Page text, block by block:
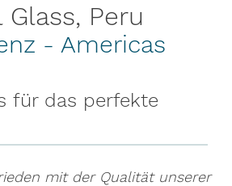
Glass, Peru
- Americas
für das perfekte
mit der Qualität unserer